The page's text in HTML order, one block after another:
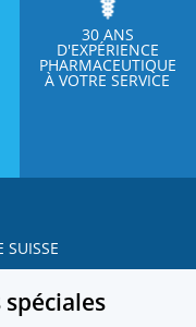
30 ANS
D'EXPÉRIENCE
PHARMACEUTIQUE
À VOTRE SERVICE
SUISSE
spéciales